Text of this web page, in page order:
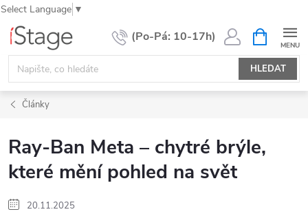
Select Language ▼
Přejít
obsah
HLEDAT
NÁKUPNÍ
KOŠÍK
Články
Ray‑Ban Meta – chytré brýle,
které mění pohled na svět
20.11.2025